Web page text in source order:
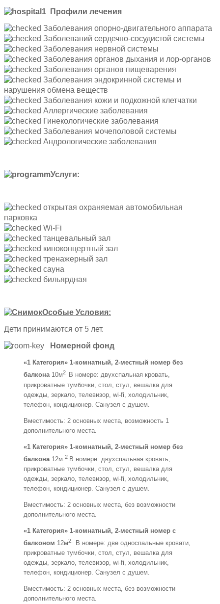
Профили лечения
Заболевания опорно-двигательного аппарата
Заболеваний сердечно-сосудистой системы
Заболевания нервной системы
Заболевания органов дыхания и лор-органов
Заболевания органов пищеварения
Заболевания эндокринной системы и
нарушения обмена веществ
Заболевания кожи и подкожной клетчатки
Аллергические заболевания
Гинекологические заболевания
Заболевания мочеполовой системы
Андрологические заболевания
Услуги:
открытая охраняемая автомобильная
парковка
Wi-Fi
танцевальный зал
киноконцертный зал
тренажерный зал
сауна
бильярдная
Особые Условия:
Дети принимаются от 5 лет.
Номерной фонд
«1 Категория» 1-комнатный, 2-местный номер без
балкона 10м2
В номере: двухспальная кровать,
прикроватные тумбочки, стол, стул, вешалка для
одежды, зеркало, телевизор, wi-fi, холодильник,
телефон, кондиционер. Санузел с душем.
Вместимость: 2 основных места, возможность 1
дополнительного места.
«1 Категория» 1-комнатный, 2-местный номер без
балкона 12м.2 В номере: двухспальная кровать,
прикроватные тумбочки, стол, стул, вешалка для
одежды, зеркало, телевизор, wi-fi, холодильник,
телефон, кондиционер. Санузел с душем.
Вместимость: 2 основных места, без возможности
дополнительного места.
«1 Категория» 1-комнатный, 2-местный номер с
балконом 12м2.
В номере: две односпальные кровати,
прикроватные тумбочки, стол, стул, вешалка для
одежды, зеркало, телевизор, wi-fi, холодильник,
телефон, кондиционер. Санузел с душем.
Вместимость: 2 основных места, без возможности
дополнительного места.